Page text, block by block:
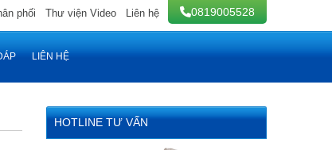
0819005528
Liên hệ
Thư viện Video
phối
LIÊN HỆ
HOTLINE TƯ VẤN